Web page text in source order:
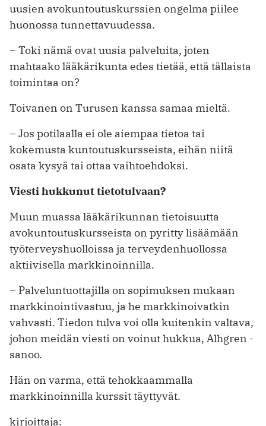
uusien avokuntoutuskurssien ongelma piilee
huonossa tunnettavuudessa.
– Toki nämä ovat uusia palveluita, joten
mahtaako lääkärikunta edes tietää, että tällaista
toimintaa on?
Toivanen on Turusen kanssa samaa mieltä.
– Jos potilaalla ei ole aiempaa tietoa tai
kokemusta kuntoutuskursseista, ­eihän niitä
osata kysyä tai ottaa vaihtoehdoksi.
Viesti hukkunut tietotulvaan?
Muun muassa lääkärikunnan tietoisuutta
avokuntoutuskursseista on pyritty lisäämään
työterveyshuolloissa ja terveydenhuollossa
aktiivisella markkinoinnilla.
– Palveluntuottajilla on so­pimuksen mukaan
markkinointivastuu, ja he markkinoivatkin
vahvasti. Tiedon tulva voi olla kuitenkin valtava,
johon meidän viesti on voinut hukkua, ­Alhgren ­
sanoo.
Hän on varma, että tehokkaammalla
markkinoinnilla kurssit täyttyvät.
kirjoittaja: